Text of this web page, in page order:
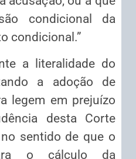
condicional da
condicional.”
a literalidade do
a adoção de
legem em prejuízo
desta Corte
sentido de que o
o cálculo da